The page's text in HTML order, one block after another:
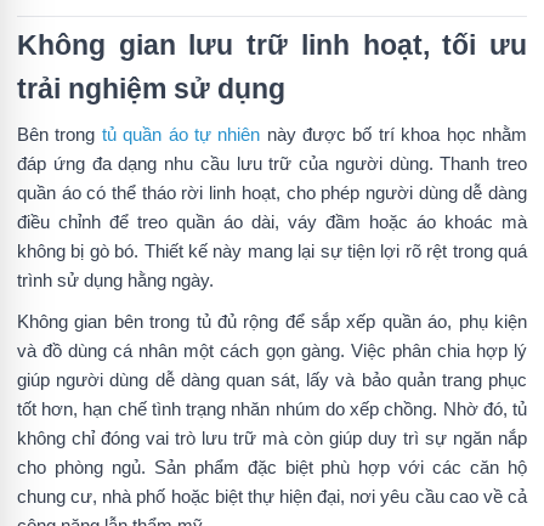
Không gian lưu trữ linh hoạt, tối ưu
trải nghiệm sử dụng
Bên trong tủ quần áo tự nhiên này được bố trí khoa học nhằm
đáp ứng đa dạng nhu cầu lưu trữ của người dùng. Thanh treo
quần áo có thể tháo rời linh hoạt, cho phép người dùng dễ dàng
điều chỉnh để treo quần áo dài, váy đầm hoặc áo khoác mà
không bị gò bó. Thiết kế này mang lại sự tiện lợi rõ rệt trong quá
trình sử dụng hằng ngày.
Không gian bên trong tủ đủ rộng để sắp xếp quần áo, phụ kiện
và đồ dùng cá nhân một cách gọn gàng. Việc phân chia hợp lý
giúp người dùng dễ dàng quan sát, lấy và bảo quản trang phục
tốt hơn, hạn chế tình trạng nhăn nhúm do xếp chồng. Nhờ đó, tủ
không chỉ đóng vai trò lưu trữ mà còn giúp duy trì sự ngăn nắp
cho phòng ngủ. Sản phẩm đặc biệt phù hợp với các căn hộ
chung cư, nhà phố hoặc biệt thự hiện đại, nơi yêu cầu cao về cả